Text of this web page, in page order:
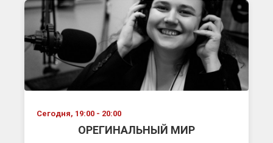
Сегодня, 19:00 - 20:00
ОРЕГИНАЛЬНЫЙ МИР